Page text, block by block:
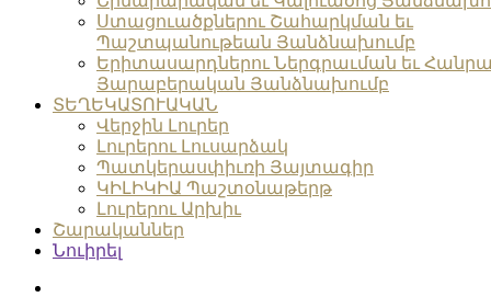
Ստացուածքներու Շահարկման եւ
Պաշտպանութեան Յանձնախումբ
Երիտասարդներու Ներգրաւման եւ
Յարաբերական Յանձնախումբ
ՏԵՂԵԿԱՏՈՒԱԿԱՆ
Վերջին Լուրեր
Լուրերու Լուսարձակ
Պատկերասփիւռի Յայտագիր
ԿԻԼԻԿԻԱ Պաշտօնաթերթ
Լուրերու Արխիւ
Շարականներ
Նուիրել